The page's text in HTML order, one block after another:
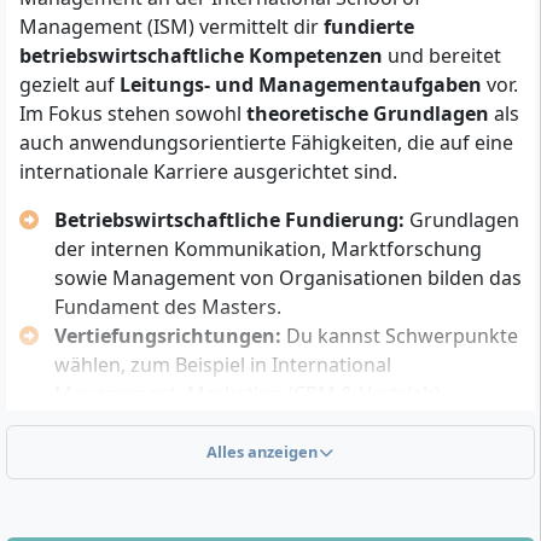
(mindestens 180 ECTS-Punkte)
Englischkenntnisse auf dem Niveau B2 (z. B.
nachgewiesen durch Abitur, Bachelorstudium,
Sprachtest oder Zertifikat)
vollständige Bewerbungsunterlagen, dazu
zählen u. a. Lebenslauf, Abschlusszeugnis, ggf.
Nachweise über Berufserfahrung und
Sprachkenntnisse
erfolgreiche Teilnahme am digitalen
Aufnahmeverfahren
, welches ein persönliches
Online-Auswahlgespräch umfasst
Der Studiengang ist nicht durch einen Numerus
im wirtschaftlichen oder managementnahen Umfeld
wird empfohlen, ist aber keine zwingende
Voraussetzung.
Management (ISM) vermittelt dirfundierte
betriebswirtschaftliche Kompetenzen und bereitet
gezielt auf Leitungs- und Managementaufgaben vor.
Im Fokus stehen sowohl theoretische Grundlagen als
auch anwendungsorientierte Fähigkeiten, die auf eine
internationale Karriere ausgerichtet sind.
Betriebswirtschaftliche Fundierung: Grundlagen
der internen Kommunikation, Marktforschung
sowie Management von Organisationen bilden das
Fundament des Masters.
Vertiefungsrichtungen: Du kannst Schwerpunkte
wählen, zum Beispiel in International
Finance, Psychology & Management, HRM &
Digital Transformation, Business Intelligence &
Data Science, Supply Chain Management &
Alles anzeigen